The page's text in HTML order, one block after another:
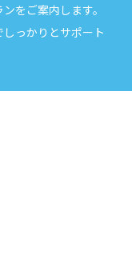
をご案内します。
っかりとサポート